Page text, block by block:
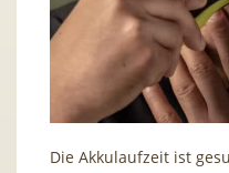
Die Akkulaufzeit ist